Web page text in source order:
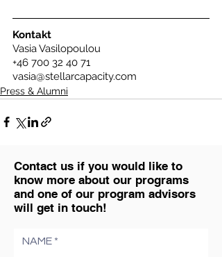
Kontakt
Vasia Vasilopoulou
+46 700 32 40 71
vasia@stellarcapacity.com
Press & Alumni
Contact us if you would like to
know more about our programs
and one of our program advisors
will get in touch!
NAME